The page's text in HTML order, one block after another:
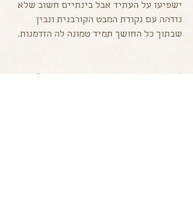
ישפיעו על העתיד אבל בינתיים חשוב שלא
נזדהה עם נקודת המבט הקורבנית ונבין
שבתוך כל החושך תמיד טמונה לה הזדמנות.